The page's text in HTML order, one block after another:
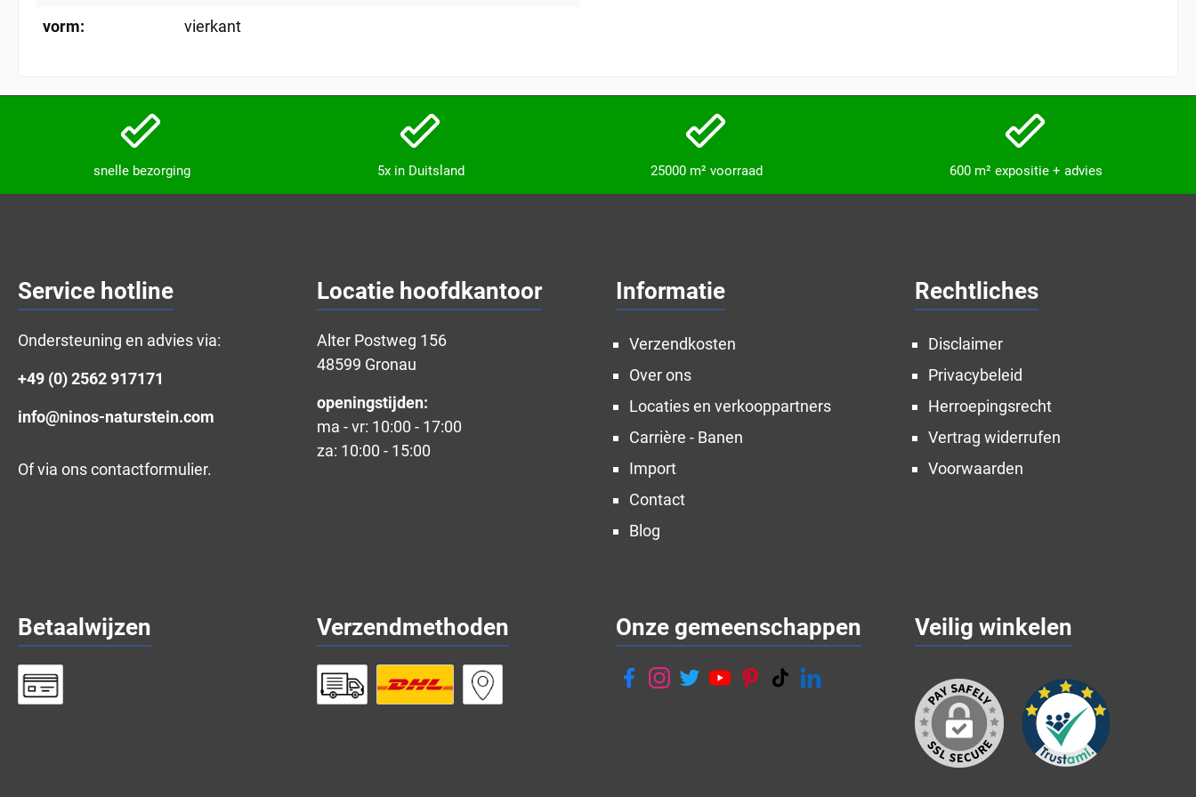
vorm: vierkant
snelle bezorging 5x in Duitsland 25000 m² voorraad 600 m² expositie + advies
Service hotline
Ondersteuning en advies via:
+49 (0) 2562 917171
info@ninos-naturstein.com
Of via onscontactformulier.
Locatie hoofdkantoor
Alter Postweg 156
48599 Gronau
openingstijden:
ma - vr: 10:00 - 17:00
za: 10:00 - 15:00
Informatie
Verzendkosten
Over ons
Locaties en verkooppartners
Carrière - Banen
Import
Contact
Blog
Rechtliches
Disclaimer
Privacybeleid
Herroepingsrecht
Vertrag widerrufen
Voorwaarden
Betaalwijzen Verzendmethoden Onze gemeenschappen Veilig winkelen